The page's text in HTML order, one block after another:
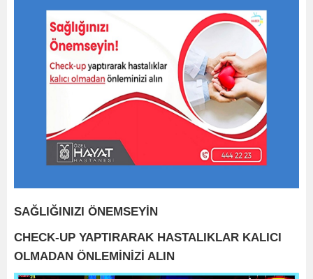
SAĞLIĞINIZI ÖNEMSEYİN
CHECK-UP YAPTIRARAK HASTALIKLAR KALICI
OLMADAN ÖNLEMİNİZİ ALIN